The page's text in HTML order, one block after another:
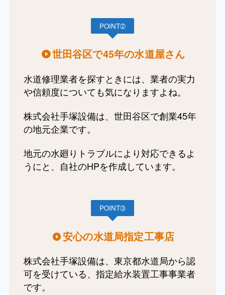
POINT➁
世田谷区で45年の水道屋さん
水道修理業者を探すときには、業者の実力
や信頼度についても気になりますよね。
株式会社手塚設備は、世田谷区で創業45年
の地元企業です。
地元の水廻りトラブルにより対応できるよ
うにと、自社のHPを作成しています。
POINT➂
安心の水道局指定工事店
株式会社手塚設備は、東京都水道局から認
可を受けている、指定給水装置工事事業者
です。